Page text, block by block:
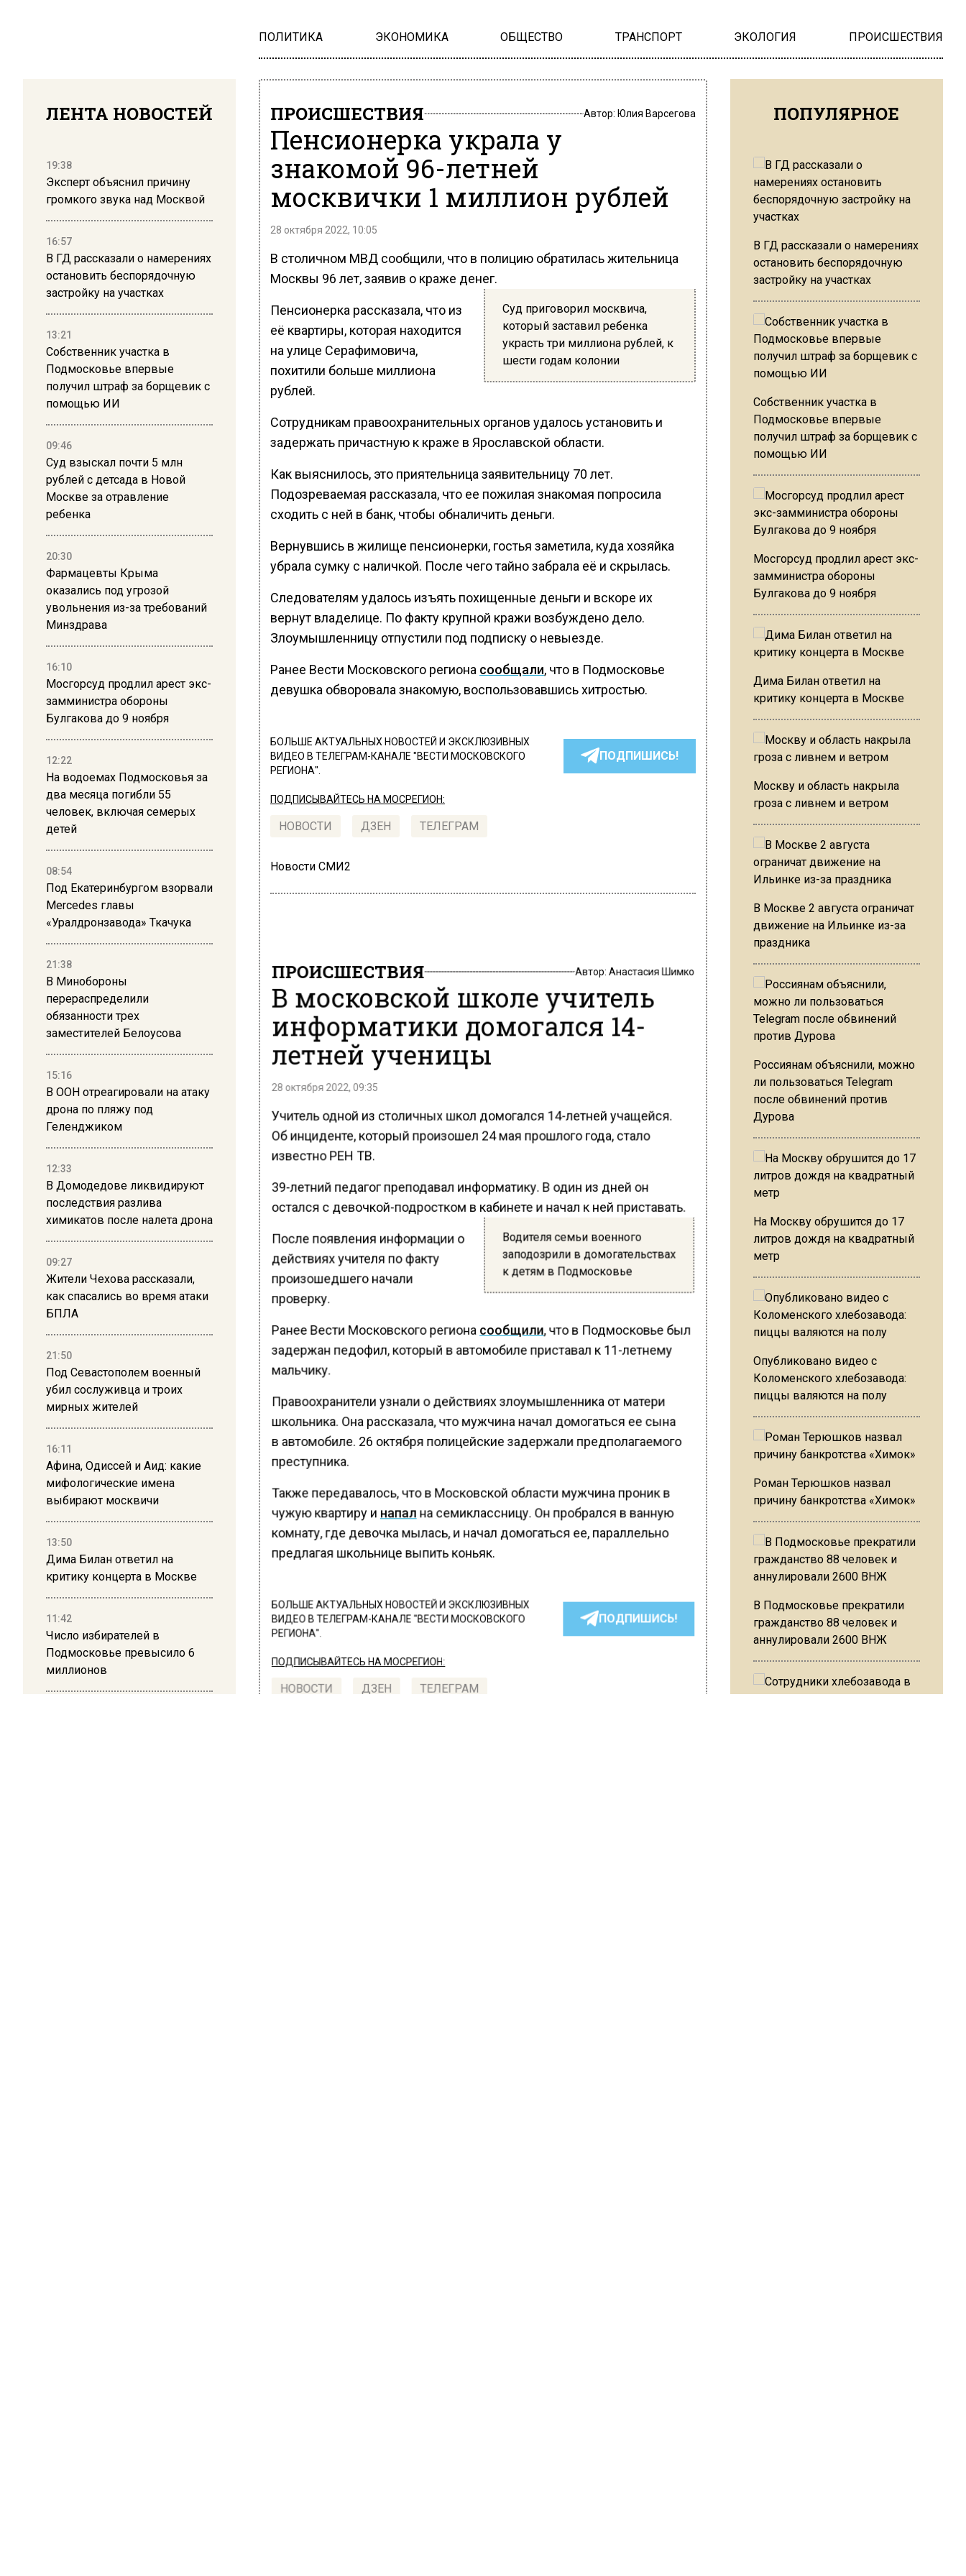
ПОЛИТИКА ЭКОНОМИКА ОБЩЕСТВО ТРАНСПОРТ ЭКОЛОГИЯ ПРОИСШЕСТВИЯ
ЛЕНТА НОВОСТЕЙ
19:38
Эксперт объяснил причину
громкого звука над Москвой
16:57
В ГД рассказали о намерениях
остановить беспорядочную
застройку на участках
13:21
Собственник участка в
Подмосковье впервые
получил штраф за борщевик с
помощью ИИ
09:46
Суд взыскал почти 5 млн
рублей с детсада в Новой
Москве за отравление
ребенка
20:30
Фармацевты Крыма
оказались под угрозой
увольнения из-за требований
Минздрава
16:10
Мосгорсуд продлил арест экс-
замминистра обороны
Булгакова до 9 ноября
12:22
На водоемах Подмосковья за
два месяца погибли 55
человек, включая семерых
детей
08:54
Под Екатеринбургом взорвали
Mercedes главы
«Уралдронзавода» Ткачука
21:38
В Минобороны
перераспределили
обязанности трех
заместителей Белоусова
15:16
В ООН отреагировали на атаку
дрона по пляжу под
Геленджиком
12:33
В Домодедове ликвидируют
последствия разлива
химикатов после налета дрона
09:27
Жители Чехова рассказали,
как спасались во время атаки
БПЛА
21:50
Под Севастополем военный
убил сослуживца и троих
мирных жителей
16:11
Афина, Одиссей и Аид: какие
мифологические имена
выбирают москвичи
13:50
Дима Билан ответил на
критику концерта в Москве
11:42
Число избирателей в
Подмосковье превысило 6
миллионов
ПРОИСШЕСТВИЯ Автор: Юлия Варсегова
Пенсионерка украла у
знакомой 96-летней
москвички 1 миллион рублей
28 октября 2022, 10:05
В столичном МВД сообщили, что в полицию обратилась жительница
Москвы 96 лет, заявив о краже денег.
Суд приговорил москвича,
который заставил ребенка
украсть три миллиона рублей, к
шести годам колонии
Пенсионерка рассказала, что из
её квартиры, которая находится
на улице Серафимовича,
похитили больше миллиона
рублей.
Сотрудникам правоохранительных органов удалось установить и
задержать причастную к краже в Ярославской области.
Как выяснилось, это приятельница заявительницу 70 лет.
Подозреваемая рассказала, что ее пожилая знакомая попросила
сходить с ней в банк, чтобы обналичить деньги.
Вернувшись в жилище пенсионерки, гостья заметила, куда хозяйка
убрала сумку с наличкой. После чего тайно забрала её и скрылась.
Следователям удалось изъять похищенные деньги и вскоре их
вернут владелице. По факту крупной кражи возбуждено дело.
Злоумышленницу отпустили под подписку о невыезде.
Ранее Вести Московского региона сообщали, что в Подмосковье
девушка обворовала знакомую, воспользовавшись хитростью.
БОЛЬШЕ АКТУАЛЬНЫХ НОВОСТЕЙ И ЭКСКЛЮЗИВНЫХ
ВИДЕО В ТЕЛЕГРАМ-КАНАЛЕ "ВЕСТИ МОСКОВСКОГО
РЕГИОНА".
ПОДПИШИСЬ!
ПОДПИСЫВАЙТЕСЬ НА МОСРЕГИОН:
НОВОСТИ ДЗЕН ТЕЛЕГРАМ
Новости СМИ2
ПРОИСШЕСТВИЯ Автор: Анастасия Шимко
В московской школе учитель
информатики домогался 14-
летней ученицы
28 октября 2022, 09:35
Учитель одной из столичных школ домогался 14-летней учащейся.
Об инциденте, который произошел 24 мая прошлого года, стало
известно РЕН ТВ.
39-летний педагог преподавал информатику. В один из дней он
остался с девочкой-подростком в кабинете и начал к ней приставать.
Водителя семьи военного
заподозрили в домогательствах
к детям в Подмосковье
После появления информации о
действиях учителя по факту
произошедшего начали
проверку.
Ранее Вести Московского региона сообщили , что в Подмосковье был
задержан педофил, который в автомобиле приставал к 11-летнему
мальчику.
Правоохранители узнали о действиях злоумышленника от матери
школьника. Она рассказала, что мужчина начал домогаться ее сына
в автомобиле. 26 октября полицейские задержали предполагаемого
преступника.
Также передавалось, что в Московской области мужчина проник в
чужую квартиру и напална семиклассницу. Он пробрался в ванную
комнату, где девочка мылась, и начал домогаться ее, параллельно
предлагая школьнице выпить коньяк.
БОЛЬШЕ АКТУАЛЬНЫХ НОВОСТЕЙ И ЭКСКЛЮЗИВНЫХ
ВИДЕО В ТЕЛЕГРАМ-КАНАЛЕ "ВЕСТИ МОСКОВСКОГО
РЕГИОНА".
ПОДПИШИСЬ!
ПОДПИСЫВАЙТЕСЬ НА МОСРЕГИОН:
НОВОСТИ ДЗЕН ТЕЛЕГРАМ
ПОПУЛЯРНОЕ
В ГД рассказали о намерениях
остановить беспорядочную
застройку на участках
Собственник участка в
Подмосковье впервые
получил штраф за борщевик с
помощью ИИ
Мосгорсуд продлил арест экс-
замминистра обороны
Булгакова до 9 ноября
Дима Билан ответил на
критику концерта в Москве
Москву и область накрыла
гроза с ливнем и ветром
В Москве 2 августа ограничат
движение на Ильинке из-за
праздника
Россиянам объяснили, можно
ли пользоваться Telegram
после обвинений против
Дурова
На Москву обрушится до 17
литров дождя на квадратный
метр
Опубликовано видео с
Коломенского хлебозавода:
пиццы валяются на полу
Роман Терюшков назвал
причину банкротства «Химок»
В Подмосковье прекратили
гражданство 88 человек и
аннулировали 2600 ВНЖ